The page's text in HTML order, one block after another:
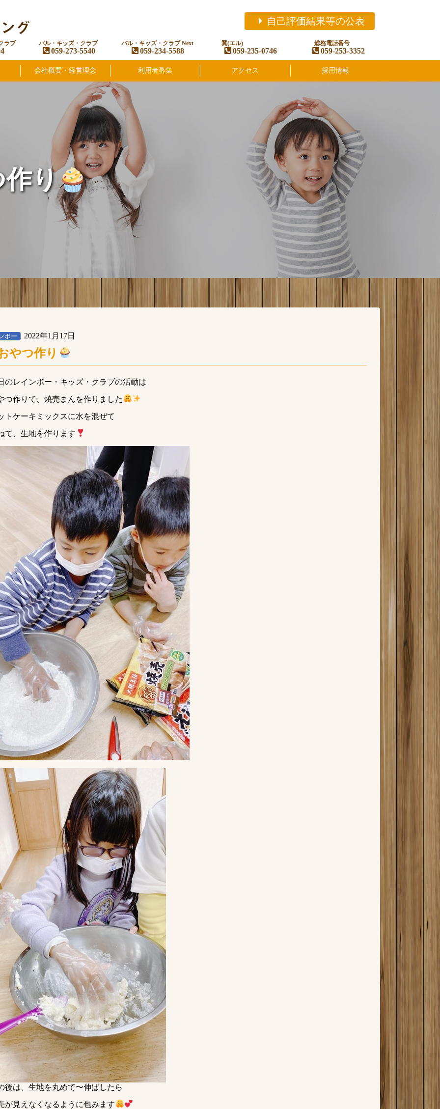
ラブ パル・キッズ・クラブ
059-273-5540
パル・キッズ・クラブ Next
059-234-5588
翼(エル)
059-235-0746
総務電話番号
059-253-3352
自己評価結果等の公表
会社概要・経営理念 利用者募集 アクセス 採用情報
り
ボー 2022年1月17日
やつ作り
のレインボー・キッズ・クラブの活動は
つ作りで、焼売まんを作りました
トケーキミックスに水を混ぜて
て、生地を作ります
後は、生地を丸めて〜伸ばしたら
が見えなくなるように包みます